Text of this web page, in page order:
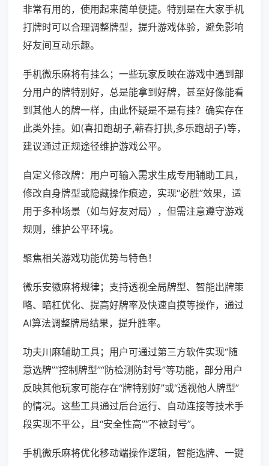
非常有用的，使用起来简单便捷。特别是在大家手机
打牌时可以合理调整牌型，提升游戏体验，避免影响
好友间互动乐趣。
手机微乐麻将有挂么；一些玩家反映在游戏中遇到部
分用户的牌特别好，总是能拿到好牌，甚至好像能看
到其他人的牌一样，由此怀疑是不是有挂？确实存在
此类外挂。如(喜扣跑胡子,蕲春打拱,多乐跑胡子)等，
建议通过正规途径维护游戏公平。
自定义修改牌：用户可输入需求生成专用辅助工具，
修改自身牌型或隐藏操作痕迹，实现“必胜”效果，适
用于多种场景（如与好友对局），但需注意遵守游戏
规则，维护公平环境。
聚焦相关游戏功能优势与特色！
微乐安徽麻将规律；支持透视全局牌型、智能出牌策
略、暗杠优化、提高好牌率及快速自摸等操作，通过
AI算法调整牌局结果，提升胜率。
功夫川麻辅助工具；用户可通过第三方软件实现“随
意选牌”“控制牌型”“防检测防封号”等功能，部分用户
反映其他玩家可能存在“牌特别好”或“透视他人牌型”
的情况。这些工具通过后台运行、自动连接等技术手
段实现不平公，且“安全性高”“不被封号”。
手机微乐麻将优化移动端操作逻辑，智能选牌、一键